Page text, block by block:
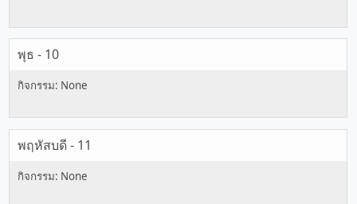
พุธ - 10
พฤหัสบดี - 11